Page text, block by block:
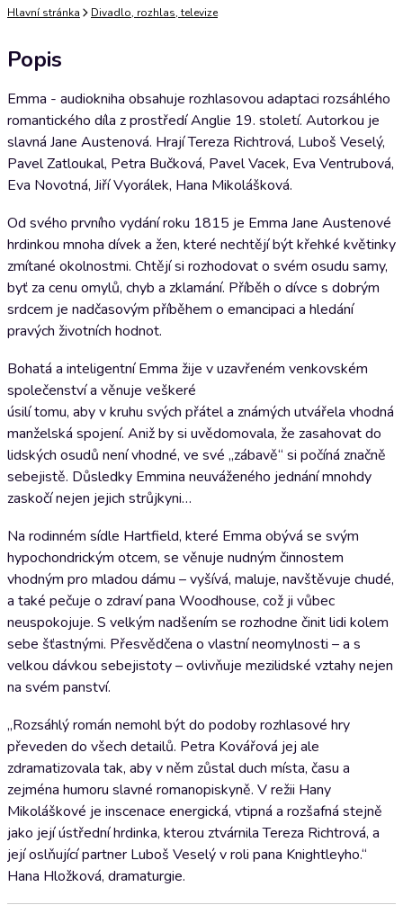
Hlavní stránka Divadlo, rozhlas, televize
Popis
Emma - audiokniha obsahuje rozhlasovou adaptaci rozsáhlého
romantického díla z prostředí Anglie 19. století. Autorkou je
slavná Jane Austenová. Hrají Tereza Richtrová, Luboš Veselý,
Pavel Zatloukal, Petra Bučková, Pavel Vacek, Eva Ventrubová,
Eva Novotná, Jiří Vyorálek, Hana Mikolášková.
Od svého prvního vydání roku 1815 je Emma Jane Austenové
hrdinkou mnoha dívek a žen, které nechtějí být křehké květinky
zmítané okolnostmi. Chtějí si rozhodovat o svém osudu samy,
byť za cenu omylů, chyb a zklamání. Příběh o dívce s dobrým
srdcem je nadčasovým příběhem o emancipaci a hledání
pravých životních hodnot.
Bohatá a inteligentní Emma žije v uzavřeném venkovském
společenství a věnuje veškeré
úsilí tomu, aby v kruhu svých přátel a známých utvářela vhodná
manželská spojení. Aniž by si uvědomovala, že zasahovat do
lidských osudů není vhodné, ve své „zábavě“ si počíná značně
sebejistě. Důsledky Emmina neuváženého jednání mnohdy
zaskočí nejen jejich strůjkyni…
Na rodinném sídle Hartfield, které Emma obývá se svým
hypochondrickým otcem, se věnuje nudným činnostem
vhodným pro mladou dámu – vyšívá, maluje, navštěvuje chudé,
a také pečuje o zdraví pana Woodhouse, což ji vůbec
neuspokojuje. S velkým nadšením se rozhodne činit lidi kolem
sebe šťastnými. Přesvědčena o vlastní neomylnosti – a s
velkou dávkou sebejistoty – ovlivňuje mezilidské vztahy nejen
na svém panství.
„Rozsáhlý román nemohl být do podoby rozhlasové hry
převeden do všech detailů. Petra Kovářová jej ale
zdramatizovala tak, aby v něm zůstal duch místa, času a
zejména humoru slavné romanopiskyně. V režii Hany
Mikoláškové je inscenace energická, vtipná a rozšafná stejně
jako její ústřední hrdinka, kterou ztvárnila Tereza Richtrová, a
její oslňující partner Luboš Veselý v roli pana Knightleyho.“
Hana Hložková, dramaturgie.